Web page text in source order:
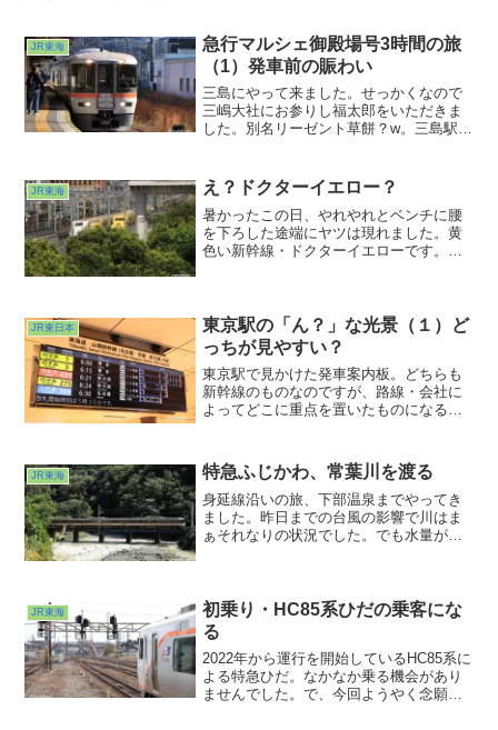
りと回っておりました。
JR東海
急行マルシェ御殿場号3時間の旅
（1）発車前の賑わい
三島にやって来ました。せっかくなので
三嶋大社にお参りし福太郎をいただきま
した。別名リーゼント草餅？w。三島駅に
た。373系による急行マルシェ御殿場号で
す。
JR東海 え？ドクターイエロー？
暑かったこの日、やれやれとベンチに腰
を下ろした途端にヤツは現れました。黄
色い新幹線・ドクターイエローです。こ
ミスショット？でも楽しめてしまう私は
リーズナブル？だなぁwww
JR東日本
東京駅の「ん？」な光景（１）ど
っちが見やすい？
東京駅で見かけた発車案内板。どちらも
新幹線のものなのですが、路線・会社に
よってどこに重点を置いたものになる
点を置いているように見えました
が・・・さてさて。鉄分・地理感のない
方々にはどう映るのでしょう？そういっ
た目線が気になった案内板でした。
JR東海 特急ふじかわ、常葉川を渡る
身延線沿いの旅、下部温泉までやってき
ました。昨日までの台風の影響で川はま
ぁそれなりの状況でした。でも水量が増
やはり水との付き合い方は重要だとしば
し思いました。
JR東海
初乗り・HC85系ひだの乗客にな
る
2022年から運行を開始しているHC85系に
よる特急ひだ。なかなか乗る機会があり
ませんでした。で、今回ようやく念願叶